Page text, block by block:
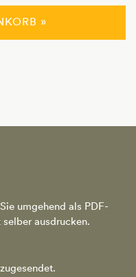
»
umgehend als PDF-
ausdrucken.